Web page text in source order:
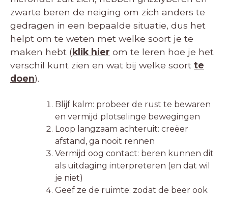
zwarte beren de neiging om zich anders te
gedragen in een bepaalde situatie, dus het
helpt om te weten met welke soort je te
maken hebt (klik hier om te leren hoe je het
verschil kunt zien en wat bij welke soort te
doen).
Blijf kalm: probeer de rust te bewaren
en vermijd plotselinge bewegingen
Loop langzaam achteruit: creëer
afstand, ga nooit rennen
Vermijd oog contact: beren kunnen dit
als uitdaging interpreteren (en dat wil
je niet)
Geef ze de ruimte: zodat de beer ook